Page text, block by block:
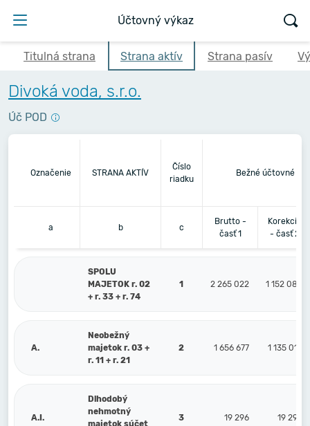
Účtovný výkaz
Titulná strana Strana aktív Strana pasív
Divoká voda, s.r.o.
Úč POD
Označenie STRANA AKTÍV
Číslo
riadku
Bežné účtovné
a b c
Brutto -
časť 1
Korekcia
- časť 2
SPOLU
MAJETOK r. 02
+ r. 33 + r. 74
1 2 265 022 1 152 085
A.
Neobežný
majetok r. 03 +
r. 11 + r. 21
2 1 656 677 1 135 015
A.I.
Dlhodobý
nehmotný
majetok súčet
3 19 296 19 296